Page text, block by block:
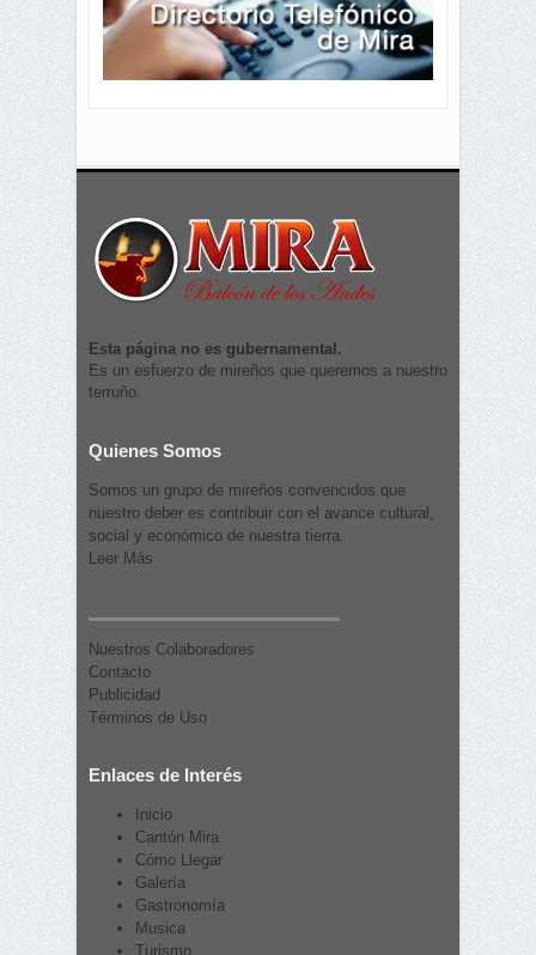
Esta página no es gubernamental.
Es un esfuerzo de mireños que queremos a nuestro
terruño.
Quienes Somos
Somos un grupo de mireños convencidos que
nuestro deber es contribuir con el avance cultural,
social y económico de nuestra tierra.
Leer Más
Nuestros Colaboradores
Contacto
Publicidad
Términos de Uso
Enlaces de Interés
Inicio
Cantón Mira
Cómo Llegar
Galería
Gastronomía
Musica
Turismo